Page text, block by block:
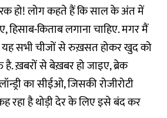
हो! लोग कहते हैं कि साल के अंत में
हिसाब-किताब लगाना चाहिए. मगर मैं
यह सभी चीजों से रुख़सत होकर खुद को
है. ख़बरों से बेख़बर हो जाइए, ब्रेक
का सीईओ, जिसकी रोजीरोटी
रहा है थोड़ी देर के लिए इसे बंद कर